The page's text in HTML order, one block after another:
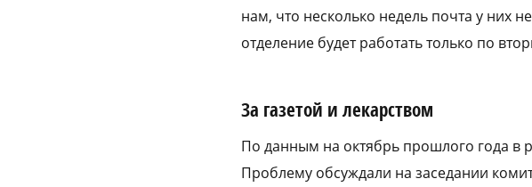
нам, что несколько недель почта у них
отделение будет работать только по
За газетой и лекарством
По данным на октябрь прошлого года в
Проблему обсуждали на заседании